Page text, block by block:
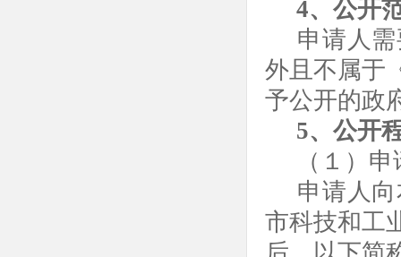
4、公开
申请人
外且不属于
予公开的政
5、公开
（１）
申请人
市科技和工